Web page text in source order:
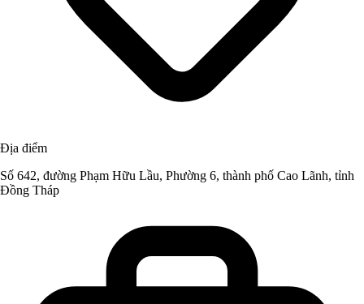
Địa điểm
Số 642, đường Phạm Hữu Lầu, Phường 6, thành phố Cao Lãnh, tỉnh
Đồng Tháp